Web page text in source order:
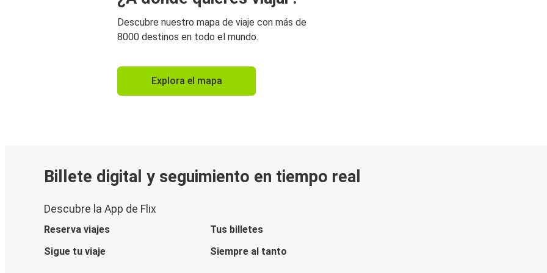
Descubre nuestro mapa de viaje con más de
8000 destinos en todo el mundo.
Explora el mapa
Billete digital y seguimiento en tiempo real
Descubre la App de Flix
Reserva viajes
Tus billetes
Sigue tu viaje
Siempre al tanto